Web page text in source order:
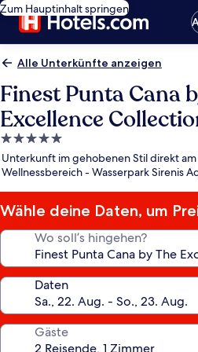
Zum Hauptinhalt springen
Alle Unterkünfte anzeigen
Finest Punta Cana
Excellence
5.0-
Sterne-
Unterkunft
Unterkunft im gehobenen Stil direkt
Wellnessbereich - Wasserpark Sirenis
Wähle deine Daten, um
Wo soll’s hingehen?
Daten
Gäste